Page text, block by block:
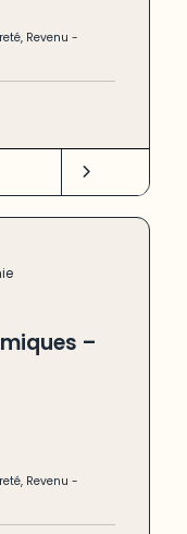
, Revenu -
–
, Revenu -